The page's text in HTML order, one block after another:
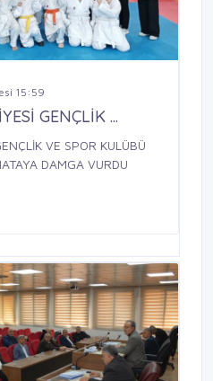
15:59
GENÇLİK ...
VE SPOR KULÜBÜ
DAMGA VURDU